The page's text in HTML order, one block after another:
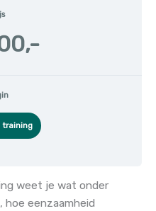
training
weet je wat onder
hoe eenzaamheid